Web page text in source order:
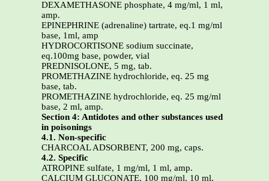
DEXAMETHASONE phosphate, 4 mg/ml, 1 ml,
amp.
EPINEPHRINE (adrenaline) tartrate, eq.1 mg/ml
base, 1ml, amp
HYDROCORTISONE sodium succinate,
eq.100mg base, powder, vial
PREDNISOLONE, 5 mg, tab.
PROMETHAZINE hydrochloride, eq. 25 mg
base, tab.
PROMETHAZINE hydrochloride, eq. 25 mg/ml
base, 2 ml, amp.
Section 4: Antidotes and other substances used
in poisonings
4.1. Non-specific
CHARCOAL ADSORBENT, 200 mg, caps.
4.2. Specific
ATROPINE sulfate, 1 mg/ml, 1 ml, amp.
CALCIUM GLUCONATE, 100 mg/ml, 10 ml,